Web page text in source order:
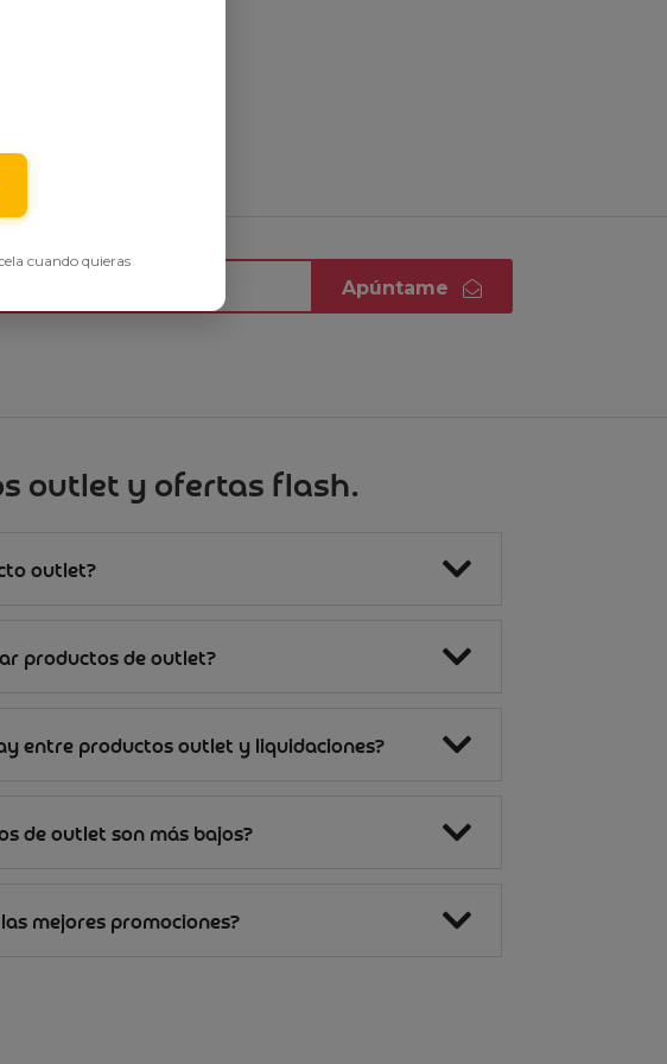
oferta
Apúntame
outlet y ofertas flash.
outlet?
productos de outlet?
entre productos outlet y liquidaciones?
de outlet son más bajos?
mejores promociones?
cuando quieras